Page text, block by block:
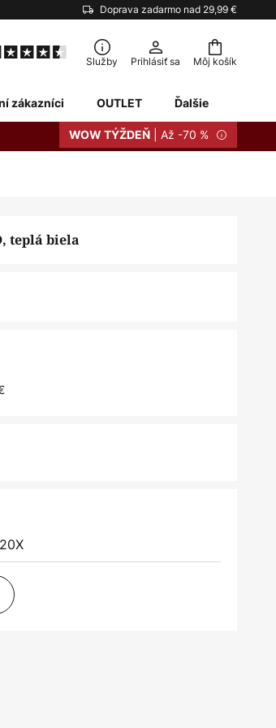
Doprava zadarmo nad 29,99 €
Môj košík
Služby Prihlásiť sa
zákazníci OUTLET Ďalšie
WOW TÝŽDEŇ | Až -70 %
teplá biela